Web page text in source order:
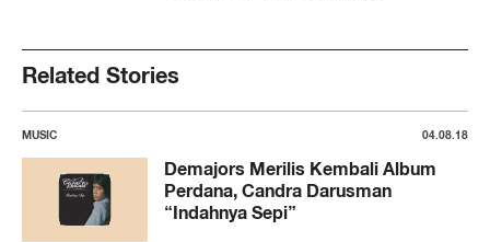
Related Stories
MUSIC 04.08.18
Demajors Merilis Kembali Album
Perdana, Candra Darusman
“Indahnya Sepi”